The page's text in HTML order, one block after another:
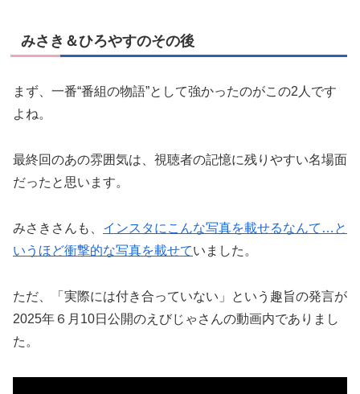
みさき＆ひろやすのその後
まず、一番“番組の物語”として強かったのがこの2人です
よね。
最終回のあの雰囲気は、視聴者の記憶に残りやすい名場面
だったと思います。
みさきさんも、 インスタにこんな写真を載せるなんて…と
いうほど衝撃的な写真を載せていました。
ただ、「実際には付き合っていない」という趣旨の発言が
2025年６月10日公開のえびじゃさんの動画内でありまし
た。